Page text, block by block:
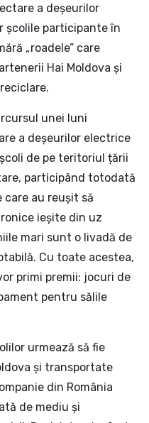
a deșeurilor
școlile participante în
„roadele” care
Hai Moldova și
unei luni
a deșeurilor electrice
de pe teritoriul țării
participând totodată
au reușit să
ieșite din uz
mari sunt o livadă de
Cu toate acestea,
primi premii: jocuri de
pentru sălile
urmează să fie
și transportate
din România
de mediu și